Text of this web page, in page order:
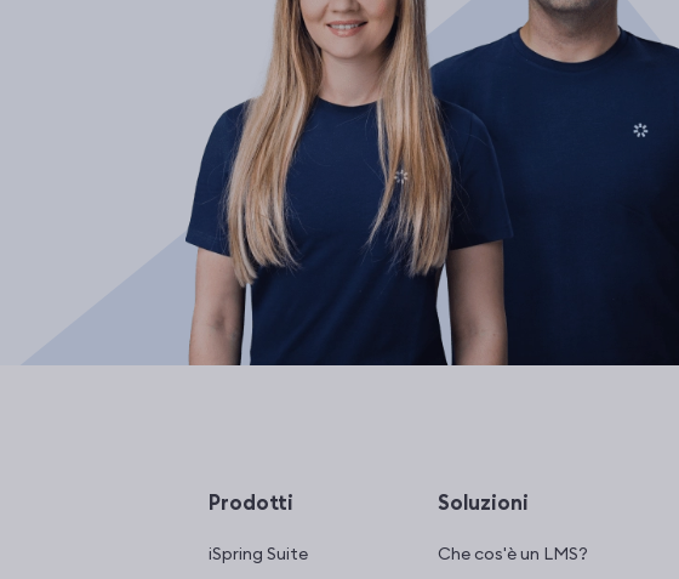
Prodotti
iSpring Suite
Soluzioni
Che cos'è un LMS?